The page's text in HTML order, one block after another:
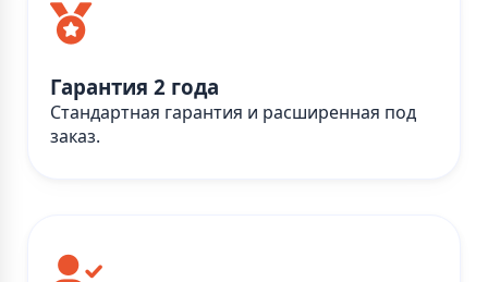
Гарантия 2 года
Стандартная гарантия и расширенная под
заказ.